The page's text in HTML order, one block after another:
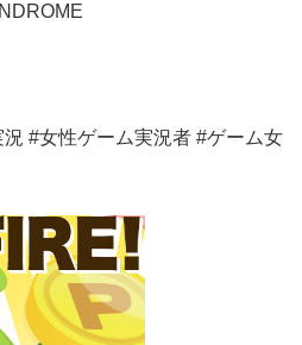
#女性ゲーム実況者​​​​​​ #ゲーム女